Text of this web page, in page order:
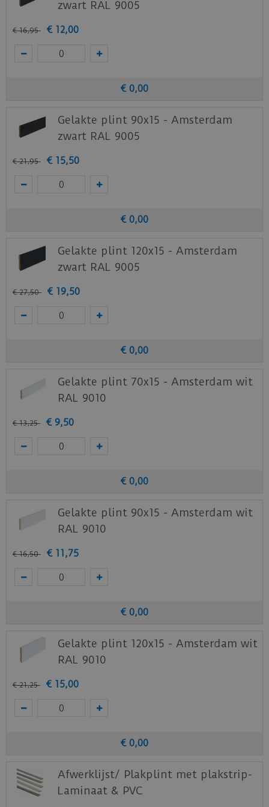
zwart RAL 9005
€ 16,95 € 12,00
€ 0,00
Gelakte plint 90x15 - Amsterdam
zwart RAL 9005
€ 21,95 € 15,50
€ 0,00
Gelakte plint 120x15 - Amsterdam
zwart RAL 9005
€ 27,50 € 19,50
€ 0,00
Gelakte plint 70x15 - Amsterdam wit
RAL 9010
€ 13,25 € 9,50
€ 0,00
Gelakte plint 90x15 - Amsterdam wit
RAL 9010
€ 16,50 € 11 ,75
€ 0,00
Gelakte plint 120x15 - Amsterdam wit
RAL 9010
€ 21,25 € 15,00
€ 0,00
Afwerklijst/ Plakplint met plakstrip-
Laminaat & PVC